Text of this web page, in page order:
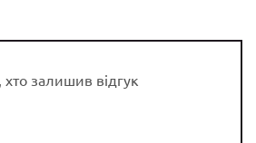
залишив відгук